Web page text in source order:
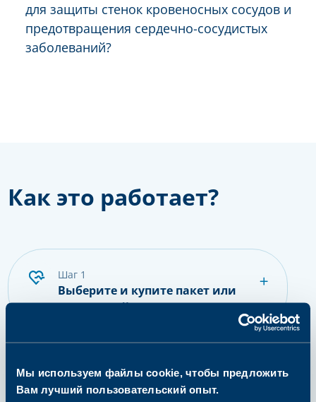
Мы используем файлы cookie, чтобы предложить
Вам лучший пользовательский опыт.
для защиты стенок кровеносных сосудов и
предотвращения сердечно-сосудистых
заболеваний?
Как это работает?
шаг 1
Выберите и купите пакет или
одиночный анализ
шаг 2
Подготовьтесь к сдаче